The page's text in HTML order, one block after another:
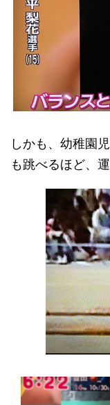
しかも、幼稚園
も跳べるほど、